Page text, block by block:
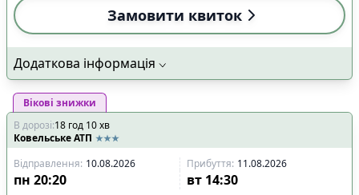
Замовити квиток
Додаткова інформація
Вікові знижки
В дорозі:18 год 10хв
Ковельське АТП
Відправлення: 10.08.2026 Прибуття: 11.08.2026
пн 20:20 вт 14:30